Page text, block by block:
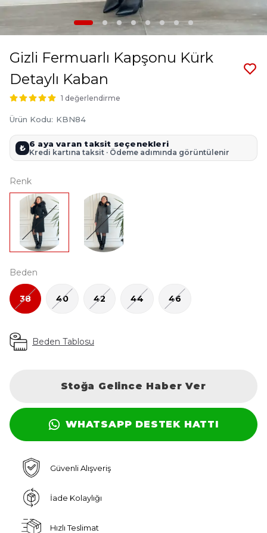
Gizli Fermuarlı Kapşonu Kürk
Detaylı Kaban
1 değerlendirme
Ürün Kodu: KBN84
₺ 6 aya varan taksit seçenekleri
Kredi kartına taksit · Ödeme adımında görüntülenir
Renk
Beden
38 40 42 44 46
Beden Tablosu
Stoğa Gelince Haber Ver
WHATSAPP DESTEK HATTI
Güvenli Alışveriş
İade Kolaylığı
Hızlı Teslimat